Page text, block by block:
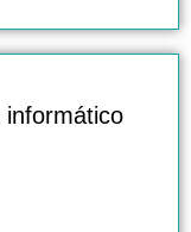
informático